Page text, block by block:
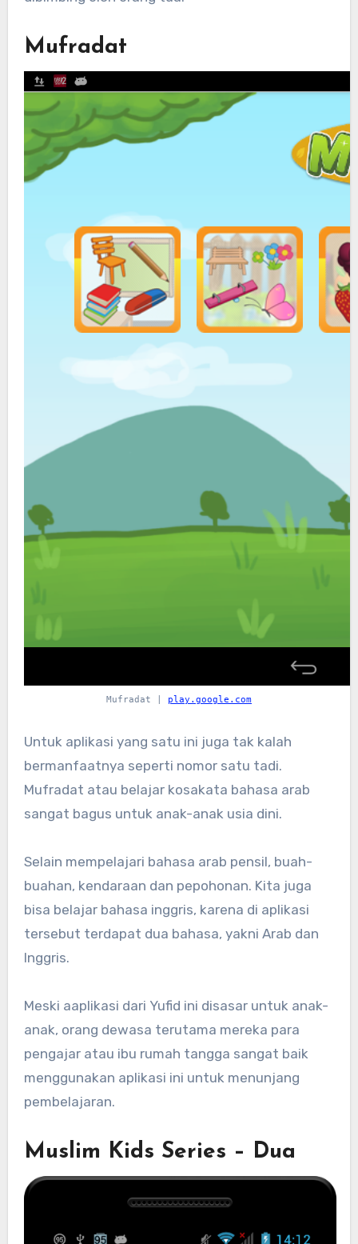
Mufradat
Mufradat | play.google.com
Untuk aplikasi yang satu ini juga tak kalah
bermanfaatnya seperti nomor satu tadi.
Mufradat atau belajar kosakata bahasa arab
sangat bagus untuk anak-anak usia dini.
Selain mempelajari bahasa arab pensil, buah-
buahan, kendaraan dan pepohonan. Kita juga
bisa belajar bahasa inggris, karena di aplikasi
tersebut terdapat dua bahasa, yakni Arab dan
Inggris.
Meski aaplikasi dari Yufid ini disasar untuk anak-
anak, orang dewasa terutama mereka para
pengajar atau ibu rumah tangga sangat baik
menggunakan aplikasi ini untuk menunjang
pembelajaran.
Muslim Kids Series – Dua